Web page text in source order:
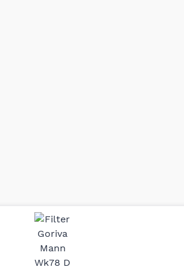
definitivno najbolje cene su ovde.
delove iz MD Auto. Uvek dobra
odgovarajuću opremu. Sve pohvale!